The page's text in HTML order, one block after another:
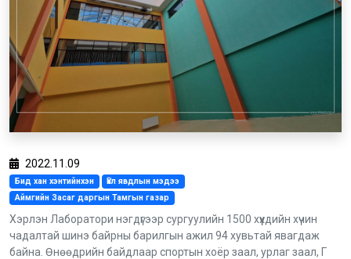
2022.11.09
Бид хан хэнтийнхэн
Үйл явдлын мэдээ
Аймгийн Засаг даргын Тамгын газар
Хэрлэн Лаборатори нэгдүгээр сургуулийн 1500 хүүхдийн хүчин
чадалтай шинэ байрны барилгын ажил 94 хувьтай явагдаж
байна. Өнөөдрийн байдлаар спортын хоёр заал, урлаг заал, Г